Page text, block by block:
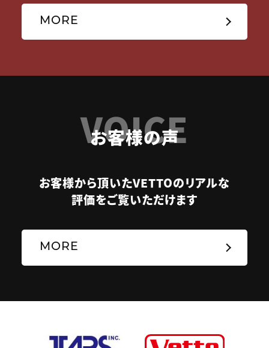
MORE
VOICE
お客様の声
お客様から頂いたVETTOのリアルな
評価をご覧いただけます
MORE